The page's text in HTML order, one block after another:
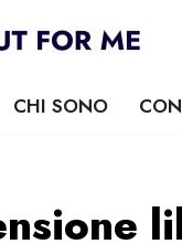
CHI SONO